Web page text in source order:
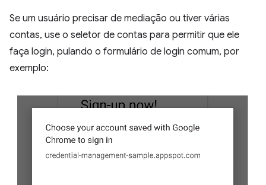
Se um usuário precisar de mediação ou tiver várias
contas, use o seletor de contas para permitir que ele
faça login, pulando o formulário de login comum, por
exemplo: